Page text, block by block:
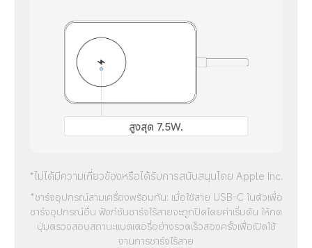
สูงสุด 7.5W.
*ไม่ได้มีความเกี่ยวข้องหรือได้รับการสนับสนุนโดย Apple Inc.
*ชาร์จอุปกรณ์สามเครื่องพร้อมกัน: เมื่อใช้สาย USB-C ในตัวเพื่อ
ชาร์จอุปกรณ์อื่น ฟังก์ชันชาร์จไร้สายจะถูกปิดโดยค่าเริ่มต้น ให้กด
ปุ่มตรวจสอบสถานะแบตเตอรี่อย่างรวดเร็วสองครั้งเพื่อเปิดใช้
งานการชาร์จไร้สาย